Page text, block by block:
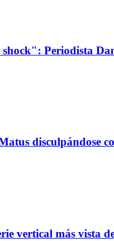
Periodista
disculpándose
vertical más vista